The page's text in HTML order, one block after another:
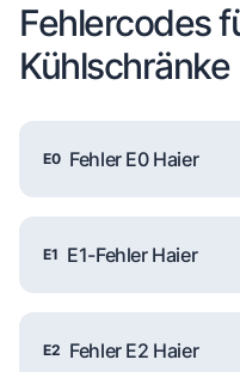
Fehlercodes
Kühlschränke
E0 Fehler E0 Haier
E1 E1-Fehler Haier
E2 Fehler E2 Haier